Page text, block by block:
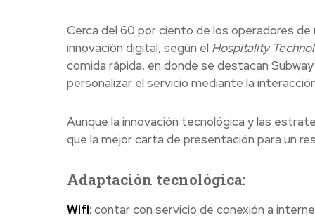
Cerca del 60 por ciento de los operadores
innovación digital, según el Hospitality
comida rápida, en donde se destacan
personalizar el servicio mediante la
Aunque la innovación tecnológica y las
que la mejor carta de presentación para un
Adaptación tecnológica:
Wifi: contar con servicio de conexión a